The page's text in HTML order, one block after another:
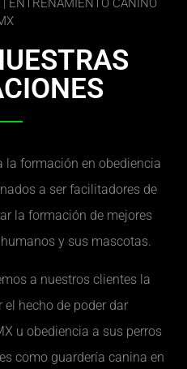
ENTRENAMIENTO CANINO
la formación en obediencia
a ser facilitadores de
la formación de mejores
y sus mascotas.
a nuestros clientes la
hecho de poder dar
u obediencia a sus perros
como guardería canina en